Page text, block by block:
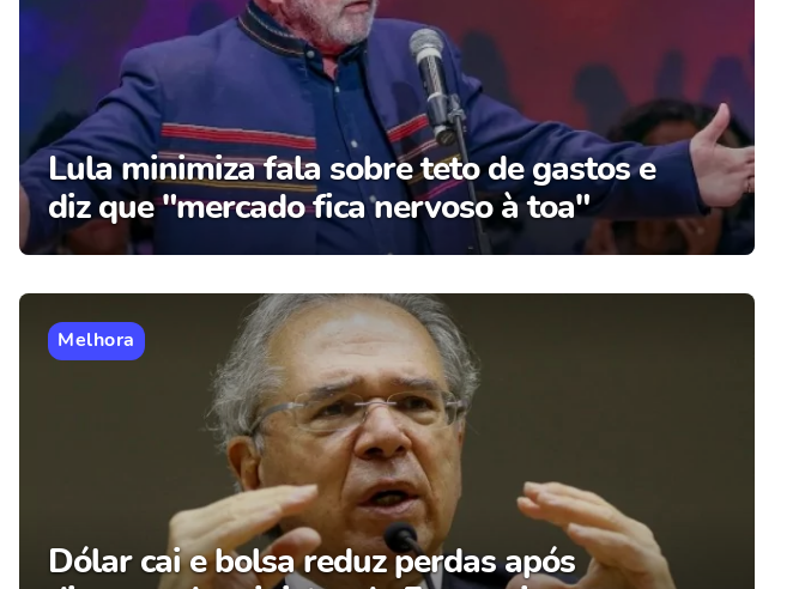
Lula minimiza fala sobre teto de gastos e
diz que "mercado fica nervoso à toa"
Dólar cai e bolsa reduz perdas após
Melhora